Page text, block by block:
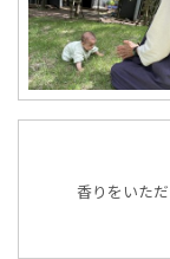
香りをいた